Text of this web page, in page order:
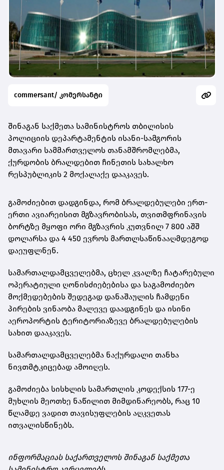
commersant/ კომერსანტი
შინაგან საქმეთა სამინისტროს თბილისის
პოლიციის დეპარტამენტის ისანი-სამგორის
მთავარი სამმართველოს თანამშრომლებმა,
ქურდობის ბრალდებით ჩინეთის სახალხო
რესპუბლიკის 2 მოქალაქე დააკავეს.
გამოძიებით დადგინდა, რომ ბრალდებულები ერთ-
ერთი ავიარეისით მგზავრობისას, თვითმფრინავის
ბორტზე მყოფი ორი მგზავრის კუთვნილ 7 800 აშშ
დოლარსა და 4 450 ევროს მართლსაწინააღმდეგოდ
დაეუფლნენ.
სამართალდამცველებმა, ცხელ კვალზე ჩატარებული
ოპერატიული ღონისძიებებისა და საგამოძიებო
მოქმედებების შედეგად დანაშაულის ჩამდენი
პირების ვინაობა მალევე დაადგინეს და ისინი
აეროპორტის ტერიტორიაზევე ბრალდებულების
სახით დააკავეს.
სამართალდამცველებმა ნაქურდალი თანხა
ნივთმტკიცებად ამოიღეს.
გამოძიება სისხლის სამართლის კოდექსის 177-ე
მუხლის მეოთხე ნაწილით მიმდინარეობს, რაც 10
წლამდე ვადით თავისუფლების აღკვეთას
ითვალისწინებს.
ინფორმაციას საქართველოს შინაგან საქმეთა